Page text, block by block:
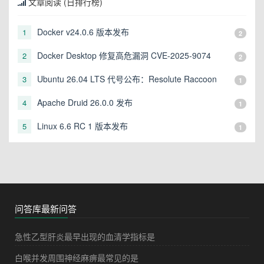
1 Docker v24.0.6 版本发布 2
2 Docker Desktop 修复高危漏洞 CVE-2025-9074 2
3 Ubuntu 26.04 LTS 代号公布：Resolute Raccoon 1
4 Apache Druid 26.0.0 发布 1
5 Linux 6.6 RC 1 版本发布 1
问答库最新问答
急性乙型肝炎最早出现的血清学指标是
白喉并发周围神经麻痹最常见的是